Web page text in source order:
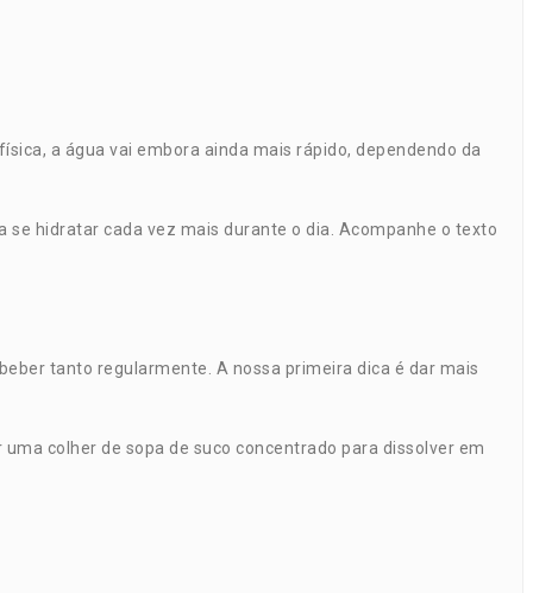
a água vai embora ainda mais rápido, dependendo da
se hidratar cada vez mais durante o dia. Acompanhe o texto
tanto regularmente. A nossa primeira dica é dar mais
colher de sopa de suco concentrado para dissolver em